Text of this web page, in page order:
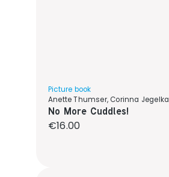
Picture book
Anette Thumser, Corinna Jegelka
No More Cuddles!
Regular price:
€16.00